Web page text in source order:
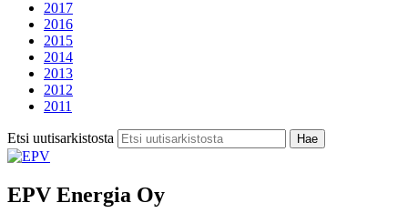
2017
2016
2015
2014
2013
2012
2011
Etsi uutisarkistosta Hae
EPV Energia Oy